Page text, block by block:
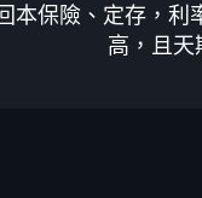
本保險、定存，利
高，且天